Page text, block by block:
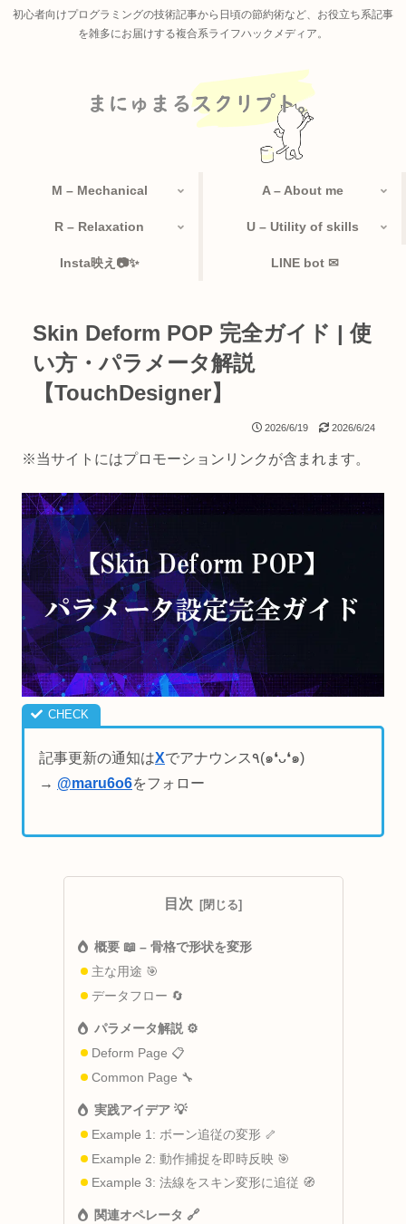
初心者向けプログラミングの技術記事から日頃の節約術など、お役立ち系記事
を雑多にお届けする複合系ライフハックメディア。
M – Mechanical A – About me
R – Relaxation U – Utility of skills
Insta映え📷✨ LINE bot ✉
Skin Deform POP 完全ガイド | 使
い方・パラメータ解説
【TouchDesigner】
2026/6/19 2026/6/24
※当サイトにはプロモーションリンクが含まれます。
記事更新の通知はX
でアナウンス٩(๑❛ᴗ❛๑)
→ @maru6o6をフォロー
目次
概要 📖 – 骨格で形状を変形
主な用途 🎯
データフロー 🔄
パラメータ解説 ⚙️
Deform Page 📋
Common Page 🔧
実践アイデア 💡
Example 1: ボーン追従の変形 🦴
Example 2: 動作捕捉を即時反映 🎯
Example 3: 法線をスキン変形に追従 🧭
関連オペレータ 🔗